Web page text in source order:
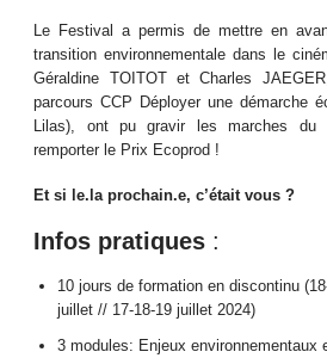
Le Festival a permis de mettre en
transition environnementale dans le
Géraldine TOITOT et Charles
parcours CCP Déployer une démarche
Lilas), ont pu gravir les marches du
remporter le Prix Ecoprod !
Et si le.la prochain.e, c’était vous ?
Infos pratiques :
10 jours de formation en discontinu
juillet // 17-18-19 juillet 2024)
3 modules: Enjeux environnementaux